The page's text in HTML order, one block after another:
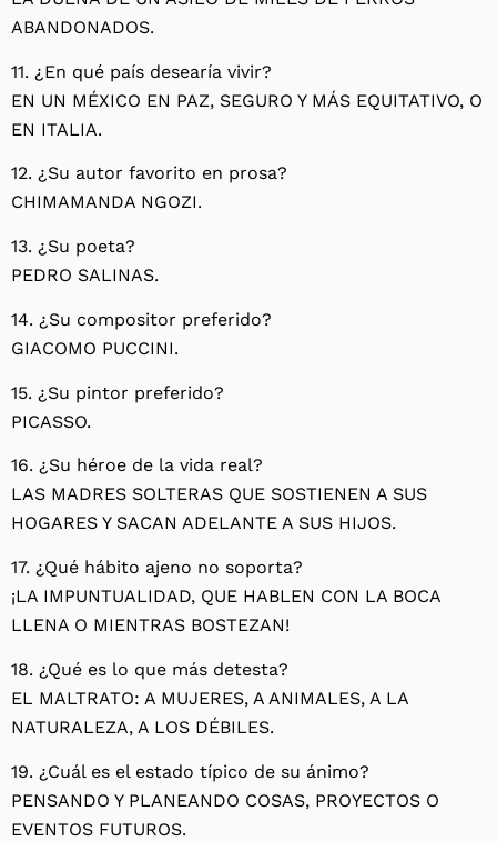
ABANDONADOS.
11. ¿En qué país desearía vivir?
EN UN MÉXICO EN PAZ, SEGURO Y MÁS EQUITATIVO, O
EN ITALIA.
12. ¿Su autor favorito en prosa?
CHIMAMANDA NGOZI.
13. ¿Su poeta?
PEDRO SALINAS.
14. ¿Su compositor preferido?
GIACOMO PUCCINI.
15. ¿Su pintor preferido?
PICASSO.
16. ¿Su héroe de la vida real?
LAS MADRES SOLTERAS QUE SOSTIENEN A SUS
HOGARES Y SACAN ADELANTE A SUS HIJOS.
17. ¿Qué hábito ajeno no soporta?
¡LA IMPUNTUALIDAD, QUE HABLEN CON LA BOCA
LLENA O MIENTRAS BOSTEZAN!
18. ¿Qué es lo que más detesta?
EL MALTRATO: A MUJERES, A ANIMALES, A LA
NATURALEZA, A LOS DÉBILES.
19. ¿Cuál es el estado típico de su ánimo?
PENSANDO Y PLANEANDO COSAS, PROYECTOS O
EVENTOS FUTUROS.